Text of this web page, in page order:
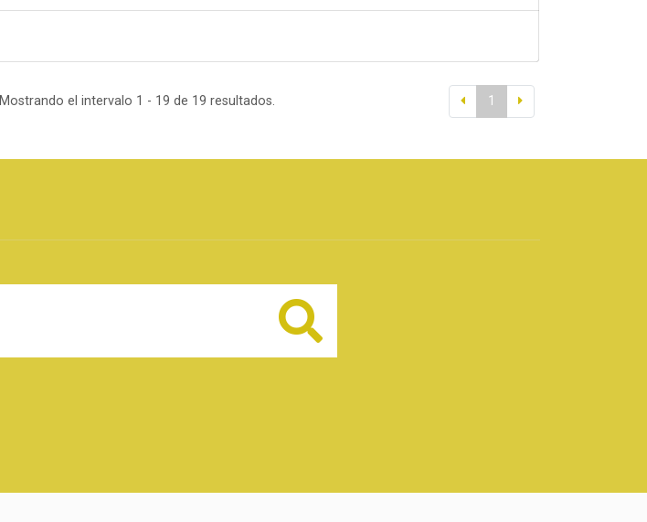
Mostrando el intervalo 1 - 19 de 19 resultados. 1
Buscar